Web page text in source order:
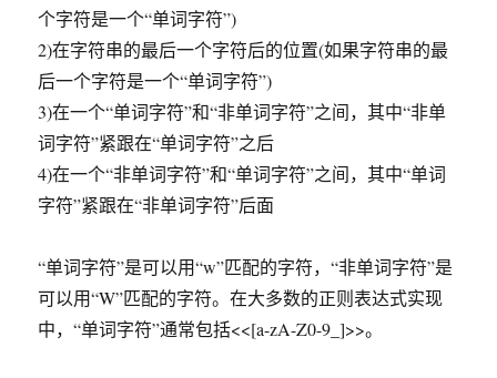
个字符是一个“单词字符”)
2)在字符串的最后一个字符后的位置(如果字符串的最
后一个字符是一个“单词字符”)
3)在一个“单词字符”和“非单词字符”之间，其中“非单
词字符”紧跟在“单词字符”之后
4)在一个“非单词字符”和“单词字符”之间，其中“单词
字符”紧跟在“非单词字符”后面
“单词字符”是可以用“w”匹配的字符，“非单词字符”是
可以用“W”匹配的字符。在大多数的正则表达式实现
中，“单词字符”通常包括<<[a-zA-Z0-9_]>>。